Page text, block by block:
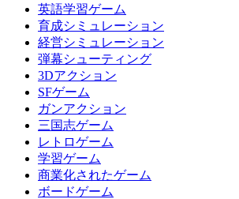
英語学習ゲーム
育成シミュレーション
経営シミュレーション
弾幕シューティング
3Dアクション
SFゲーム
ガンアクション
三国志ゲーム
レトロゲーム
学習ゲーム
商業化されたゲーム
ボードゲーム